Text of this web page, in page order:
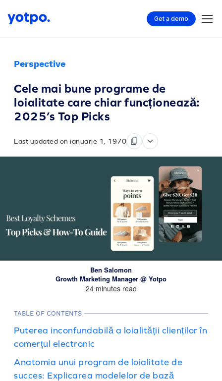
Get a demo
Perspective
Cele mai bune programe de
loialitate care chiar funcționează:
2025’s Top Picks
Last updated on ianuarie 1, 1970
Ben Salomon
Growth Marketing Manager @ Yotpo
24 minutes read
TABLE OF CONTENTS
Puterea inconfundabilă a loialității clienților în
comerțul electronic
Anatomia unui program de loialitate de
succes: Explicarea modelelor de bază